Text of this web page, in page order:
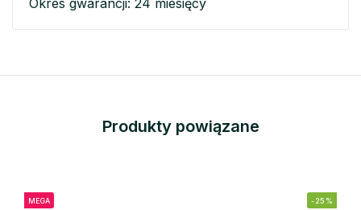
Okres gwarancji: 24 miesięcy
Produkty powiązane
MEGA -25%